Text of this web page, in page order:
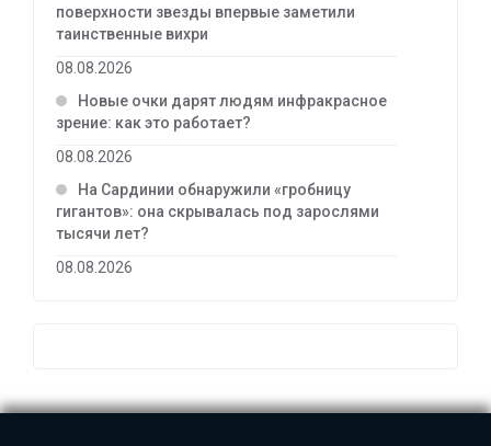
поверхности звезды впервые заметили
таинственные вихри
08.08.2026
Новые очки дарят людям инфракрасное
зрение: как это работает?
08.08.2026
На Сардинии обнаружили «гробницу
гигантов»: она скрывалась под зарослями
тысячи лет?
08.08.2026